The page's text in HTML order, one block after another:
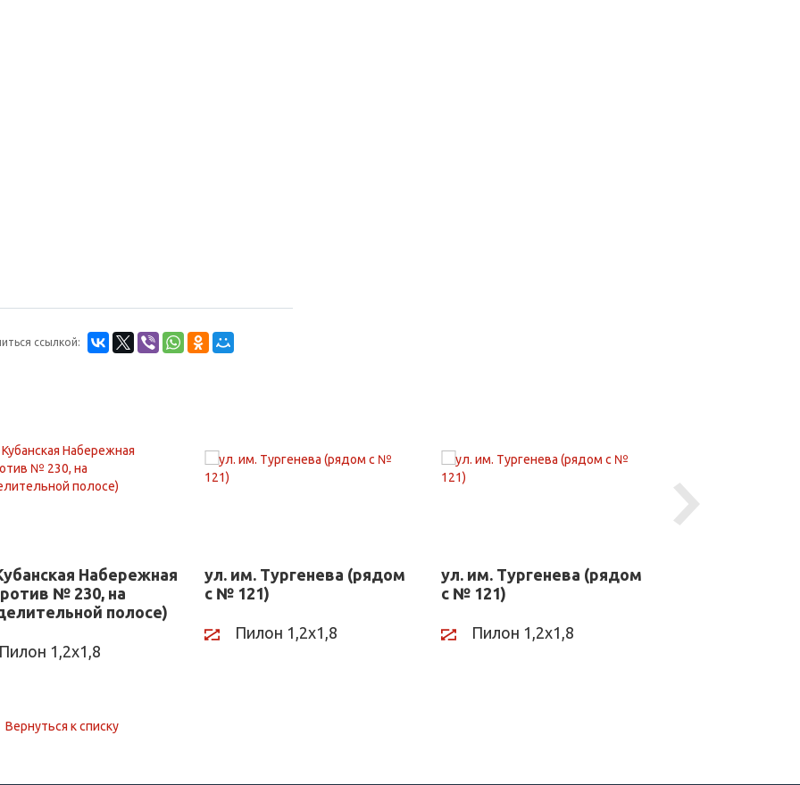
ссылкой:
Набережная
№ 230, на
полосе)
Пилон 1,2х1,8
ул. им. Тургенева (рядом
с № 121)
Пилон 1,2х1,8
ул. им. Тургенева (рядом
с № 121)
Пилон 1,2х1,8
Next
Вернуться к списку